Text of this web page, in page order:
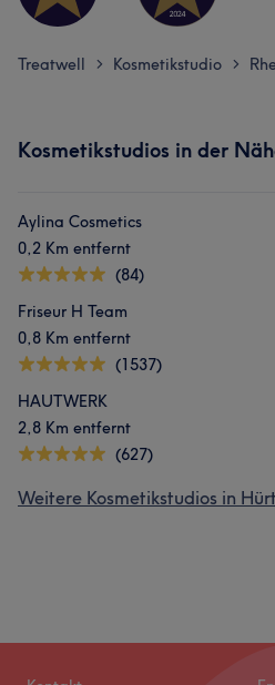
Treatwell > Kosmetikstudio >
Kosmetikstudios in der
Aylina Cosmetics
0,2 Km entfernt
(84)
Friseur H Team
0,8 Km entfernt
(1537)
HAUTWERK
2,8 Km entfernt
(627)
Weitere Kosmetikstudios in